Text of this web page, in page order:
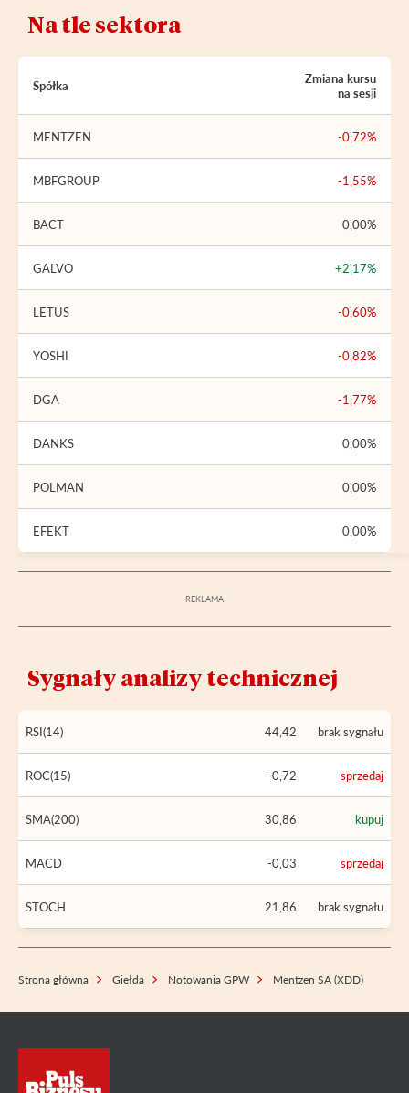
Na tle sektora
Spółka
Zmiana kursu
na sesji
MENTZEN -0,72%
MBFGROUP -1,55%
BACT 0,00%
GALVO +2,17%
LETUS -0,60%
YOSHI -0,82%
DGA -1,77%
DANKS 0,00%
POLMAN 0,00%
EFEKT 0,00%
Sygnały analizy technicznej
RSI(14) 44,42 brak sygnału
ROC(15) -0,72 sprzedaj
SMA(200) 30,86 kupuj
MACD -0,03 sprzedaj
STOCH 21,86 brak sygnału
Strona główna Giełda Notowania GPW Mentzen SA (XDD)